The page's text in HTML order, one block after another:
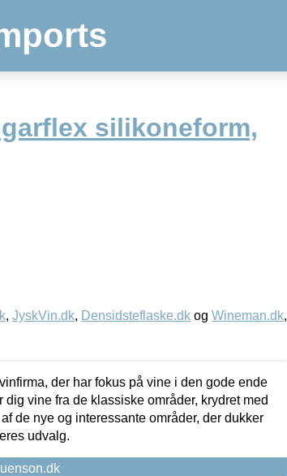
silikoneform,
, JyskVin.dk, Densidsteflaske.dk og Wineman.dk,
der har fokus på vine i den gode ende
dig vine fra de klassiske områder, krydret med
de nye og interessante områder, der dukker
udvalg.